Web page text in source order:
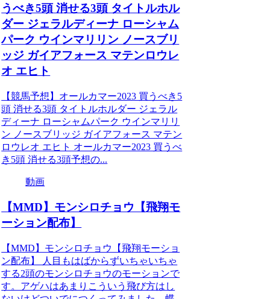
うべき5頭 消せる3頭 タイトルホル
ダー ジェラルディーナ ローシャム
パーク ウインマリリン ノースブリ
ッジ ガイアフォース マテンロウレ
オ エヒト
【競馬予想】オールカマー2023 買うべき5
頭 消せる3頭 タイトルホルダー ジェラル
ディーナ ローシャムパーク ウインマリリ
ン ノースブリッジ ガイアフォース マテン
ロウレオ エヒト オールカマー2023 買うべ
き5頭 消せる3頭予想の...
動画
【MMD】モンシロチョウ【飛翔モ
ーション配布】
【MMD】モンシロチョウ【飛翔モーショ
ン配布】 人目もはばからずいちゃいちゃ
する2頭のモンシロチョウのモーションで
す。アゲハはあまりこういう飛び方はし